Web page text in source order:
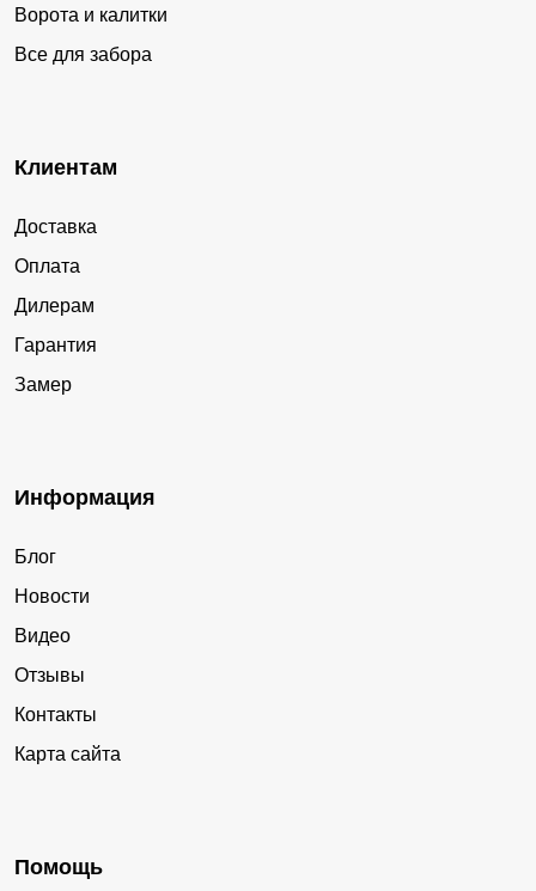
Ворота и калитки
Все для забора
Клиентам
Доставка
Оплата
Дилерам
Гарантия
Замер
Информация
Блог
Новости
Видео
Отзывы
Контакты
Карта сайта
Помощь